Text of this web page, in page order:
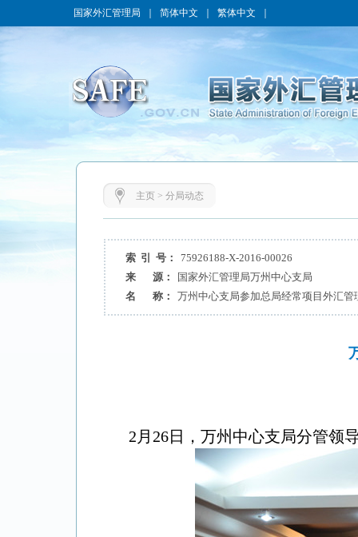
国家外汇管理局 简体中文 繁体中文
主页> 分局动态
索 引 号：
75926188-X-2016-00026
来 源：
国家外汇管理局万州中心支局
名 称：
万州中心支局参加总局经常项目外汇管
2月26日，万州中心支局分管领